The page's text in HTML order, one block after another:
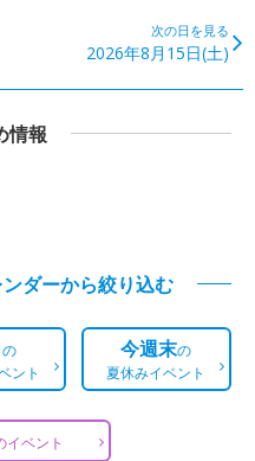
次の日を見る
2026年8月15日(土)
情報
ダーから絞り込む
の
ント
今週末の
夏休みイベント
イベント